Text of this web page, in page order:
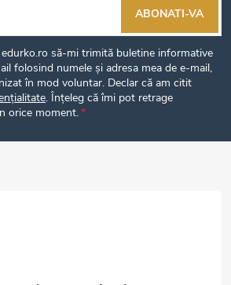
să-mi trimită buletine informative
folosind numele și adresa mea de e-mail,
în mod voluntar. Declar că am citit
. Înțeleg că îmi pot retrage
orice moment.
ABONATI-VA